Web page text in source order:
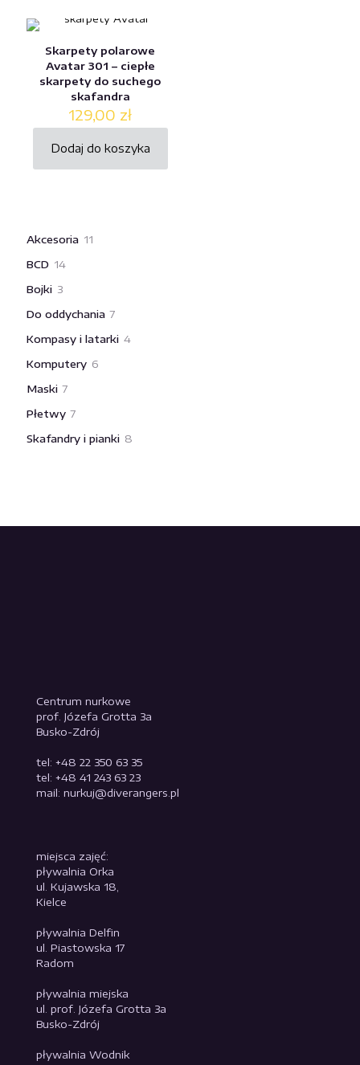
Skarpety polarowe
Avatar 301 – ciepłe
skarpety do suchego
skafandra
129,00 zł
Dodaj do koszyka
Akcesoria 11
BCD 1414
Bojki 33
Do oddychania 7
Kompasy i latarki 44
Komputery 66
Maski 7
Płetwy 7
Skafandry i pianki 8
Centrum nurkowe
prof. Józefa Grotta 3a
Busko-Zdrój
tel: +48 22 350 63 35
tel: +48 41 243 63 23
mail: nurkuj@diverangers.pl
miejsca zajęć:
pływalnia Orka
ul. Kujawska 18,
Kielce
pływalnia Delfin
ul. Piastowska 17
Radom
pływalnia miejska
ul. prof. Józefa Grotta 3a
Busko-Zdrój
pływalnia Wodnik